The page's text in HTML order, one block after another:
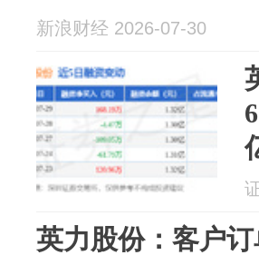
新浪财经 2026-07-30
英力股份：客户